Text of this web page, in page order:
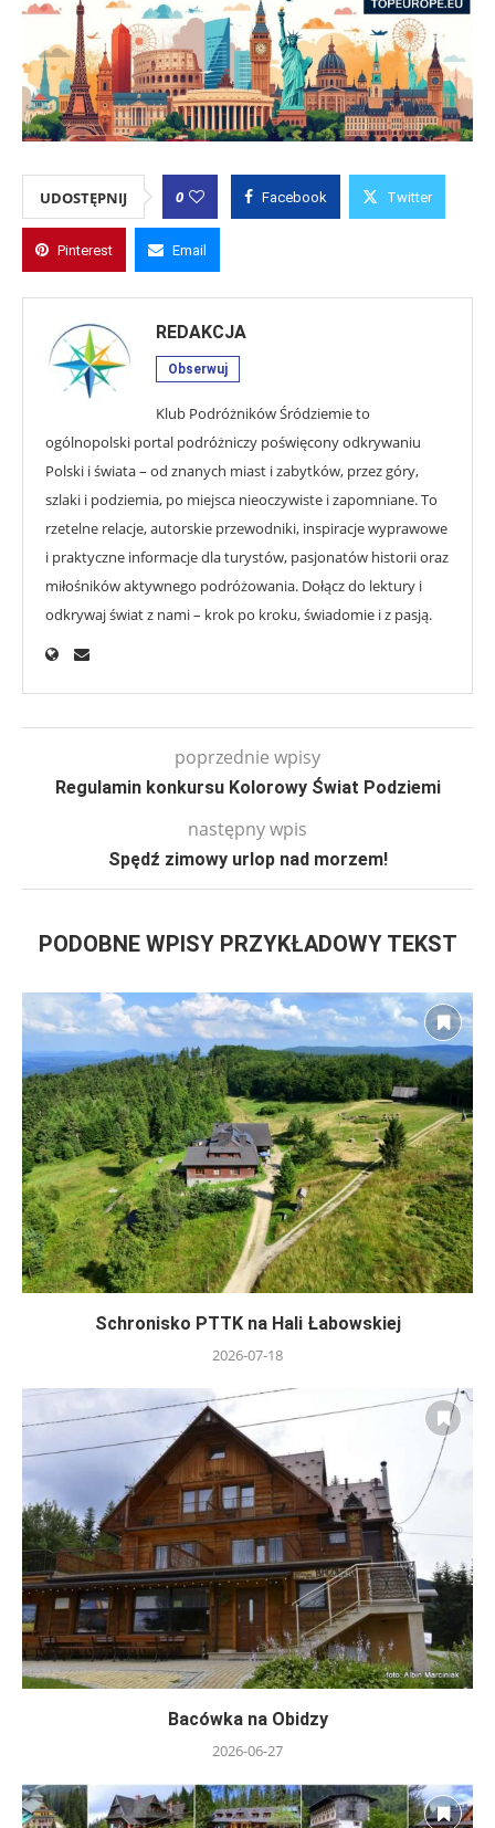
UDOSTĘPNIJ 0 Facebook Twitter
Pinterest Email
REDAKCJA
Obserwuj
Klub Podróżników Śródziemie to
ogólnopolski portal podróżniczy poświęcony odkrywaniu
Polski i świata – od znanych miast i zabytków, przez góry,
szlaki i podziemia, po miejsca nieoczywiste i zapomniane. To
rzetelne relacje, autorskie przewodniki, inspiracje wyprawowe
i praktyczne informacje dla turystów, pasjonatów historii oraz
miłośników aktywnego podróżowania. Dołącz do lektury i
odkrywaj świat z nami – krok po kroku, świadomie i z pasją.
poprzednie wpisy
Regulamin konkursu Kolorowy Świat Podziemi
następny wpis
Spędź zimowy urlop nad morzem!
PODOBNE WPISY PRZYKŁADOWY TEKST
Schronisko PTTK na Hali Łabowskiej
2026-07-18
Bacówka na Obidzy
2026-06-27